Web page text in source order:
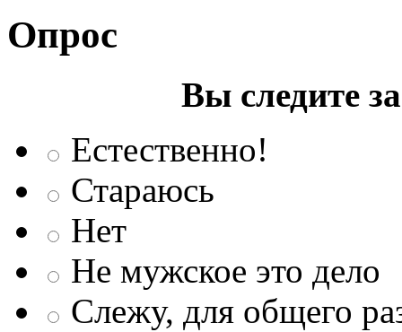
Опрос
Вы следите
Естественно!
Стараюсь
Нет
Не мужское это дело
Слежу, для общего